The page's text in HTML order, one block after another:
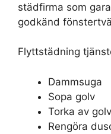
städfirma som
godkänd
Flyttstädning
Dammsuga
Sopa golv
Torka av
Rengöra